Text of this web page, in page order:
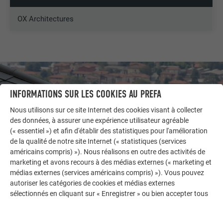
OX Architectures
AUTRES BÂTIMENTS
INFORMATIONS SUR LES COOKIES AU PREFA
Nous utilisons sur ce site Internet des cookies visant à collecter
des données, à assurer une expérience utilisateur agréable
(« essentiel ») et afin d'établir des statistiques pour l'amélioration
de la qualité de notre site Internet (« statistiques (services
américains compris) »). Nous réalisons en outre des activités de
marketing et avons recours à des médias externes (« marketing et
médias externes (services américains compris) »). Vous pouvez
autoriser les catégories de cookies et médias externes
sélectionnés en cliquant sur « Enregistrer » ou bien accepter tous